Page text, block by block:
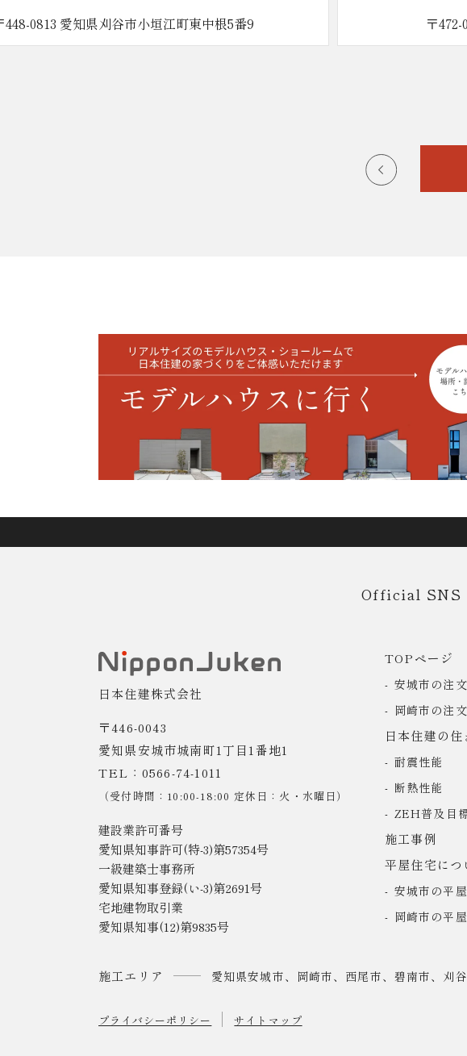
448-0813 愛知県刈谷市小垣江町東中根5番9
〒
Official SNS
日本住建株式会社
〒446-0043
愛知県安城市城南町1丁目1番地1
TEL：0566-74-1011
（受付時間：10:00-18:00 定休日：火・水曜日）
建設業許可番号
愛知県知事許可(特-3)第57354号
一級建築士事務所
愛知県知事登録(い-3)第2691号
宅地建物取引業
愛知県知事(12)第9835号
TOPページ
安城市の注
岡崎市の注
日本住建の住
耐震性能
断熱性能
ZEH普及目
施工事例
平屋住宅につ
安城市の平
岡崎市の平
施工エリア 愛知県安城市、岡崎市、西尾市、碧南市、刈
プライバシーポリシー サイトマップ